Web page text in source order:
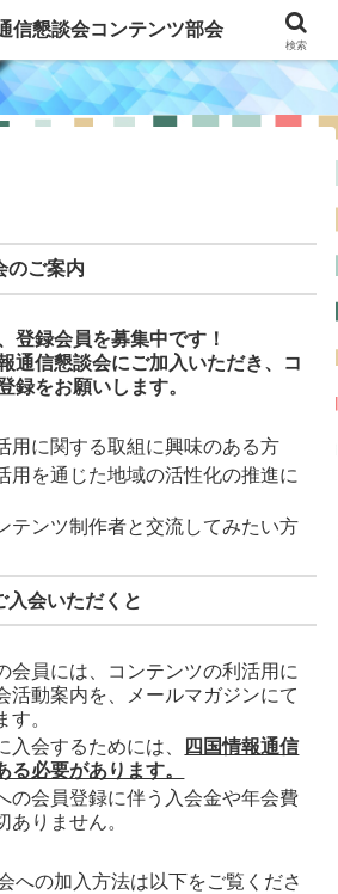
信懇談会コンテンツ部会
のご案内
登録会員を募集中です！
通信懇談会にご加入いただき、コ
録をお願いします。
用に関する取組に興味のある方
用を通じた地域の活性化の推進に
テンツ制作者と交流してみたい方
入会いただくと
会員には、コンテンツの利活用に
活動案内を、メールマガジンにて
す。
入会するためには、
四国情報通信
る必要があります。
の会員登録に伴う入会金や年会費
ありません。
への加入方法は以下をご覧くださ
信懇談会コンテンツ部会
検索